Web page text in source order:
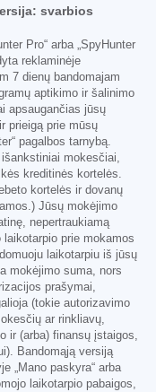
svarbios
Pro“ arba „SpyHunter
reklaminėje
7 dienų bandomajam
aptikimo ir šalinimo
apsaugančias jūsų
prieigą prie mūsų
pagalbos tarnybą.
mokesčiai,
kreditinės kortelės.
kortelės ir dovanų
Jūsų mokėjimo
nepertraukiamą
laikotarpio prie mokamos
laikotarpiu iš jūsų
mokėjimo suma, nors
prašymai,
(tokie autorizavimo
ar rinkliavų,
ir (arba) finansų įstaigos,
Bandomąją versiją
„Mano paskyra“ arba
laikotarpio pabaigos,